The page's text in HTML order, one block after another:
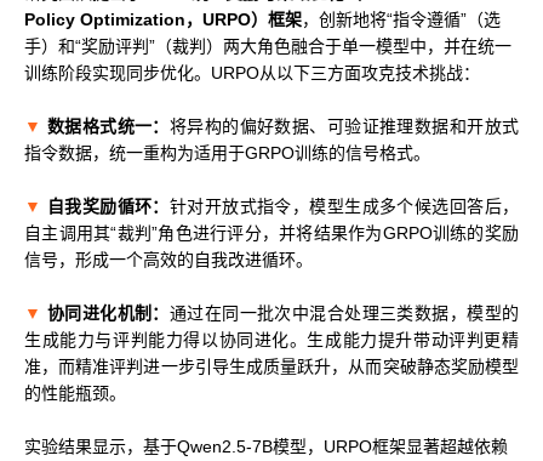
MTT S30 / S10
GPU 虚拟化 / vGPU
KUAE 云原生套件
PES 控制中心
Smart Media Engine
科学计算套件
Policy Optimization，URPO）框架，创新地将“指令遵循”（选
手）和“奖励评判”（裁判）两大角色融合于单一模型中，并在统一
训练阶段实现同步优化。URPO从以下三方面攻克技术挑战：
▼ 数据格式统一： 将异构的偏好数据、可验证推理数据和开放式
指令数据，统一重构为适用于GRPO训练的信号格式。
▼ 自我奖励循环： 针对开放式指令，模型生成多个候选回答后，
自主调用其“裁判”角色进行评分，并将结果作为GRPO训练的奖励
信号，形成一个高效的自我改进循环。
▼ 协同进化机制： 通过在同一批次中混合处理三类数据，模型的
生成能力与评判能力得以协同进化。生成能力提升带动评判更精
准，而精准评判进一步引导生成质量跃升，从而突破静态奖励模型
的性能瓶颈。
实验结果显示，基于Qwen2.5-7B模型，URPO框架显著超越依赖